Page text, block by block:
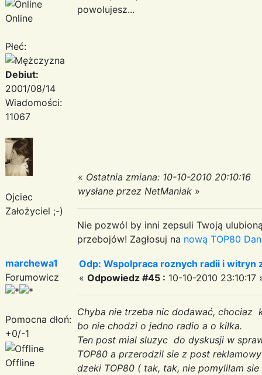
Online
Płeć:
Debiut:
2001/08/14
Wiadomości:
11067
Ojciec
Założyciel ;-)
powolujesz...
« Ostatnia zmiana: 10-10-2010 20:10:16
wysłane przez NetManiak »
Nie pozwól by inni zepsuli Twoją
przebojów! Zagłosuj na nową TOP80
marchewa1
Forumowicz
Pomocna dłoń:
+0/-1
Offline
Odp: Wspolpraca roznych radii i witryn
« Odpowiedz #45 : 10-10-2010 23:10:17
Chyba nie trzeba nic dodawać, chociaz
bo nie chodzi o jedno radio a o kilka.
Ten post mial sluzyc do dyskusji w
TOP80 a przerodzil sie z post
dzeki TOP80 ( tak, tak, nie pomylilam